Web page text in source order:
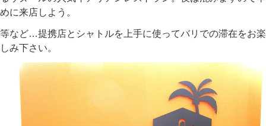
めに来店しよう。
等など…提携店とシャトルを上手に使ってバリでの滞在をお楽
しみ下さい。